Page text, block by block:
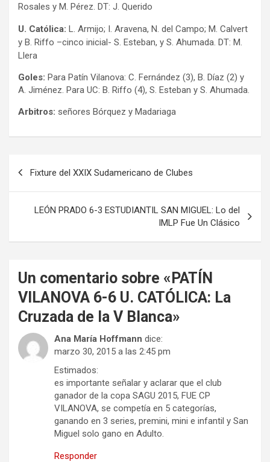
Rosales y M. Pérez. DT: J. Querido
U. Católica: L. Armijo; I. Aravena, N. del Campo; M. Calvert
y B. Riffo –cinco inicial- S. Esteban, y S. Ahumada. DT: M.
Llera
Goles: Para Patín Vilanova: C. Fernández (3), B. Díaz (2) y
A. Jiménez. Para UC: B. Riffo (4), S. Esteban y S. Ahumada.
Arbitros: señores Bórquez y Madariaga
entradas
Fixture del XXIX Sudamericano de Clubes
LEÓN PRADO 6-3 ESTUDIANTIL SAN MIGUEL: Lo del
IMLP Fue Un Clásico
Un comentario sobre «PATÍN
VILANOVA 6-6 U. CATÓLICA: La
Cruzada de la V Blanca»
Ana María Hoffmann dice:
marzo 30, 2015 a las 2:45 pm
Estimados:
es importante señalar y aclarar que el club
ganador de la copa SAGU 2015, FUE CP
VILANOVA, se competía en 5 categorías,
ganando en 3 series, premini, mini e infantil y San
Miguel solo gano en Adulto.
Responder